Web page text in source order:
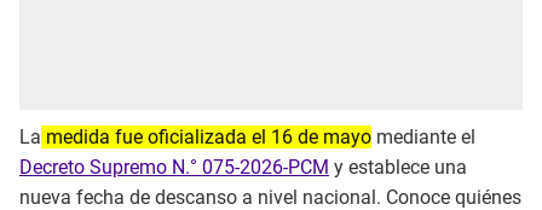
La medida fue oficializada el 16 de mayo mediante el
Decreto Supremo N.° 075-2026-PCM y establece una
nueva fecha de descanso a nivel nacional. Conoce quiénes